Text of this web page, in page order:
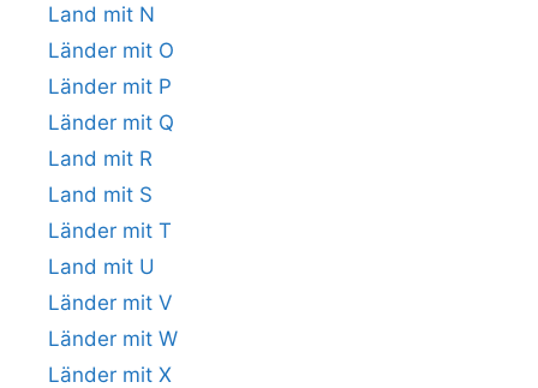
Land mit N
Länder mit O
Länder mit P
Länder mit Q
Land mit R
Land mit S
Länder mit T
Land mit U
Länder mit V
Länder mit W
Länder mit X